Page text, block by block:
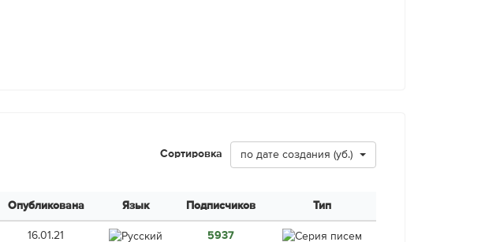
Сортировка по дате создания (уб.)
Опубликована Язык Подписчиков Тип
16.01.21 5937